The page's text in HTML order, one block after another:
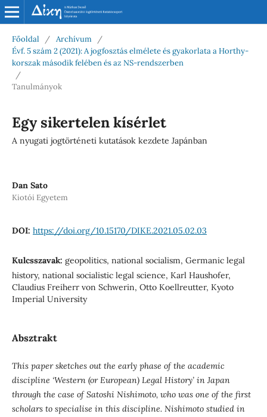
Főoldal / Archívum
/
Évf. 5 szám 2 (2021): A jogfosztás elmélete és gyakorlata a Horthy-
korszak második felében és az NS-rendszerben
/
Tanulmányok
Egy sikertelen kísérlet
A nyugati jogtörténeti kutatások kezdete Japánban
Dan Sato
Kiotói Egyetem
DOI: https://doi.org/10.15170/DIKE.2021.05.02.03
Kulcsszavak: geopolitics, national socialism, Germanic legal
history, national socialistic legal science, Karl Haushofer,
Claudius Freiherr von Schwerin, Otto Koellreutter, Kyoto
Imperial University
Absztrakt
This paper sketches out the early phase of the academic
discipline ‘Western (or European) Legal History’ in Japan
through the case of Satoshi Nishimoto, who was one of the first
scholars to specialise in this discipline. Nishimoto studied in